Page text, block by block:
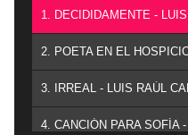
1. DECIDIDAMENTE -
2. POETA EN EL
3. IRREAL - LUIS RAÚL
4. CANCIÓN PARA SOFÍA